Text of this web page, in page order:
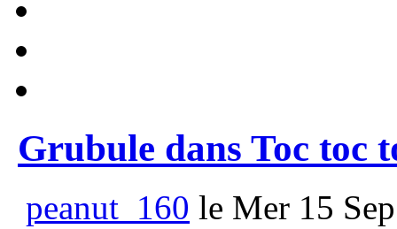
Grubule dans Toc toc
peanut_160 le Mer 15